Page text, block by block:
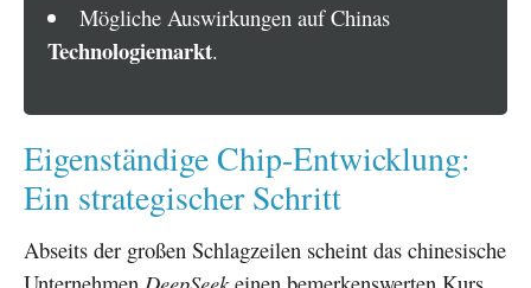
Mögliche Auswirkungen auf Chinas
Technologiemarkt.
Eigenständige Chip-Entwicklung:
Ein strategischer Schritt
Abseits der großen Schlagzeilen scheint das chinesische